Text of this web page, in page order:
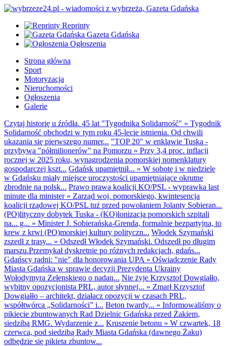
Reprinty
Gazeta Gdańska
Ogłoszenia
Strona główna
Sport
Motoryzacja
Nieruchomości
Ogłoszenia
Galerie
Czytaj historię u źródła. 45 lat "Tygodnika Solidarność" » Tygodnik
Solidarność obchodzi w tym roku 45-lecie istnienia. Od chwili
ukazania się pierwszego numer... "TOP 20" w enklawie Tuska -
przybywa "półmilionerów" na Pomorzu » Przy 3,4 proc. inflacji
rocznej w 2025 roku, wynagrodzenia pomorskiej nomenklatury
gospodarczej kszt... Gdańsk upamiętnił... » W sobotę i w niedzielę
w Gdańsku miały miejsce uroczystości upamiętniające okrutne
zbrodnie na polsk... Prawo prawa koalicji KO/PSL - wyprawka last
minute dla minister» Zarząd woj. pomorskiego, kwintesencja
koalicji rządowej KO/PSL tuż przed powołaniem Jolanty Sobieran...
(PO)lityczny dobytek Tuska - (KO)lonizacja pomorskich szpitali
na... g... » Minister J. Sobierańska-Grenda, formalnie bezpartyjna, to
krew z krwi (PO)morskiej kultury polityczn... Włodek Szymański
zszedł z trasy... » Odszedł Włodek Szymański. Odszedł po długim
marszu.Przemykał dyskretnie po różnych redakcjach, gdańs...
Gdańscy radni: "nie" dla honorowania UPA » Oświadczenie Rady
Miasta Gdańska w sprawie decyzji Prezydenta Ukrainy
Wołodymyra Zełenskiego o nadan... Nie żyje Krzysztof Dowgiałło,
wybitny opozycjonista PRL, autor słynnej... » Zmarł Krzysztof
Dowgiałło – architekt, działacz opozycji w czasach PRL,
współtwórca „Solidarności” i... Beton twardy... » Informowaliśmy o
pikiecie zbuntowanych Rad Dzielnic Gdańska przed Żakiem,
siedzibą RMG. Wydarzenie z... Kruszenie betonu » W czwartek, 18
czerwca, pod siedzibą Rady Miasta Gdańska (dawnego Żaku)
odbędzie się pikieta zbuntow...